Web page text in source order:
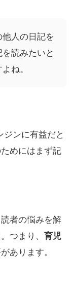
人の日記を
読みたいと
ね。
ンに有益だと
めにはまず記
者の悩みを解
つまり、 育児
あります。